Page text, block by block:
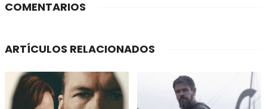
COMENTARIOS
ARTÍCULOS RELACIONADOS